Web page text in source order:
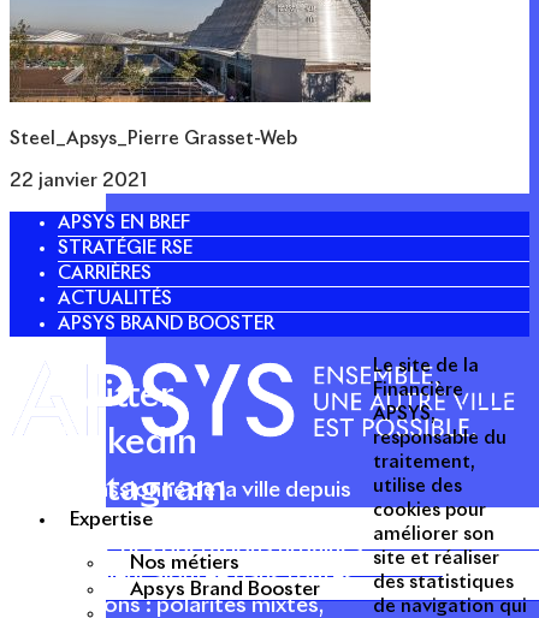
Expertise
Nos métiers
Apsys Brand Booster
Steel_Apsys_Pierre Grasset-Web
22 janvier 2021
APSYS EN BREF
STRATÉGIE RSE
CARRIÈRES
ACTUALITÉS
APSYS BRAND BOOSTER
Acteur passionné de la ville depuis
1996, Apsys conçoit, réalise, anime
et valorise des opérations urbaines
à forte valeur ajoutée dans toutes
les fonctions : polarités mixtes,
Twitter
Linkedin
Instagram
Le site de la
Financière
APSYS,
responsable du
traitement,
utilise des
cookies pour
améliorer son
site et réaliser
des statistiques
de navigation qui